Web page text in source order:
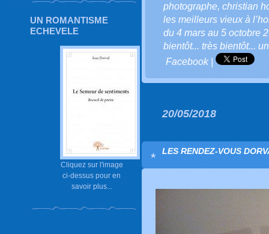
UN ROMANTISME
ECHEVELE
Cliquez sur l'image
ci-dessus pour en
savoir plus...
photographe, christian
les meilleurs vieux à
du 4 mars au 5 octobre
bientôt... très bientôt...
Facebook|
20/05/2018
LES RENDEZ-VOUS